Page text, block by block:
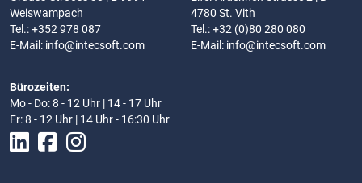
Weiswampach
Tel.: +352 978 087
E-Mail: info@intecsoft.com
4780 St. Vith
Tel.: +32 (0)80 280 080
E-Mail: info@intecsoft.com
Bürozeiten:
Mo - Do: 8 - 12 Uhr | 14 - 17 Uhr
Fr: 8 - 12 Uhr | 14 Uhr - 16:30 Uhr